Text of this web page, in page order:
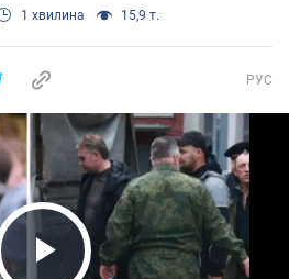
1 хвилина 15,9 т.
РУС